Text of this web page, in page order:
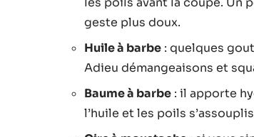
geste plus doux.
Huile à barbe : quelques
Adieu démangeaisons et
Baume à barbe : il apporte
l’huile et les poils